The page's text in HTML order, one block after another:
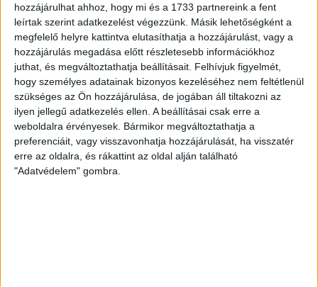
hozzájárulhat ahhoz, hogy mi és a 1733 partnereink a fent
leírtak szerint adatkezelést végezzünk. Másik lehetőségként a
megfelelő helyre kattintva elutasíthatja a hozzájárulást, vagy a
hozzájárulás megadása előtt részletesebb információkhoz
juthat, és megváltoztathatja beállításait. Felhívjuk figyelmét,
hogy személyes adatainak bizonyos kezeléséhez nem feltétlenül
szükséges az Ön hozzájárulása, de jogában áll tiltakozni az
ilyen jellegű adatkezelés ellen. A beállításai csak erre a
weboldalra érvényesek. Bármikor megváltoztathatja a
preferenciáit, vagy visszavonhatja hozzájárulását, ha visszatér
erre az oldalra, és rákattint az oldal alján található
"Adatvédelem" gombra.
Szombathely, Eladó Társasházi lakás
, Eladó Társasházi lakás, Családi ház, Garázs,
Házrész